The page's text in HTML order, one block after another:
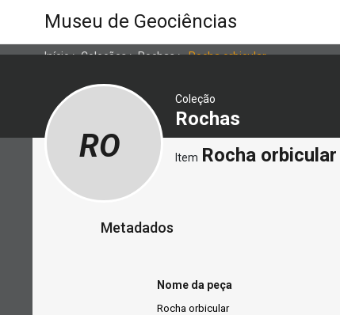
Museu de Geociências
Início>Coleções>Rochas>Rocha orbicular
Coleção
Rochas
RO Item Rocha orbicular
Metadados
Nome da peça
Rocha orbicular